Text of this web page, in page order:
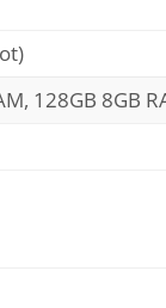
128GB 8GB